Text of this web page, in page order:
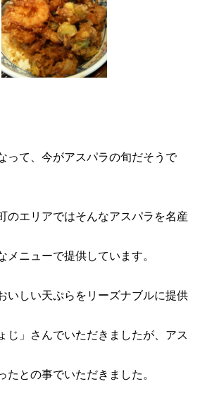
って、今がアスパラの旬だそうで
のエリアではそんなアスパラを名産
メニューで提供しています。
いしい天ぷらをリーズナブルに提供
じ」さんでいただきましたが、アス
たとの事でいただきました。